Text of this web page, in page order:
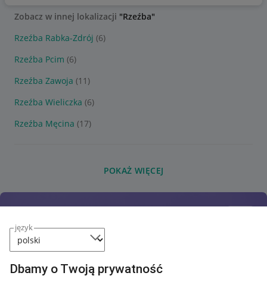
język
Dbamy o Twoją prywatność
Zobacz w innej lokalizacji "Rzeźba"
Rzeźba Rabka-Zdrój (6)
Rzeźba Pcim (6)
Rzeźba Zawoja (11)
Rzeźba Wieliczka (6)
Rzeźba Męcina (17)
POKAŻ WIĘCEJ